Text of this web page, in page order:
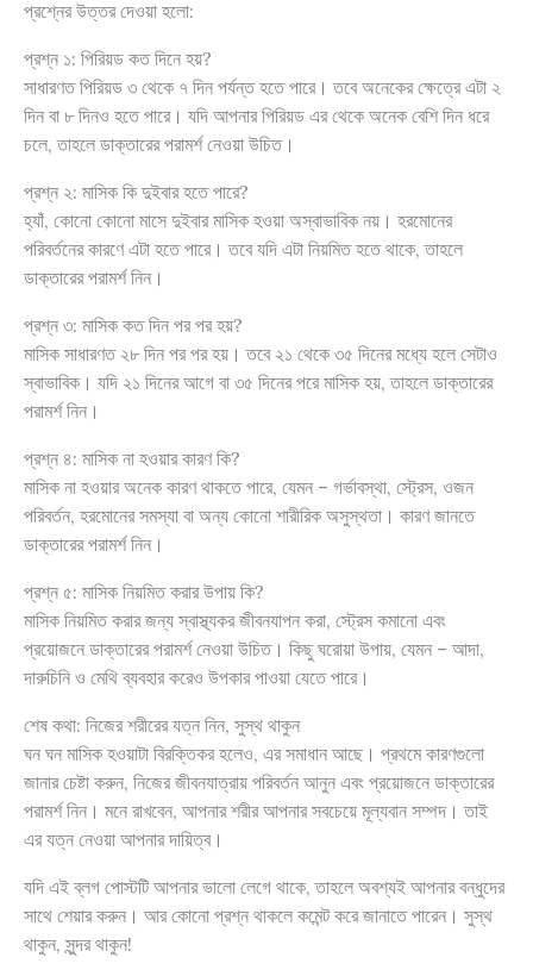
প্রশ্নের উত্তর দেওয়া হলো:
প্রশ্ন ১: পিরিয়ড কত দিনে হয়?
সাধারণত পিরিয়ড ৩ থেকে ৭ দিন পর্যন্ত হতে পারে। তবে অনেকের ক্ষেত্রে এটা ২
দিন বা ৮ দিনও হতে পারে। যদি আপনার পিরিয়ড এর থেকে অনেক বেশি দিন ধরে
চলে, তাহলে ডাক্তারের পরামর্শ নেওয়া উচিত।
প্রশ্ন ২: মাসিক কি দুইবার হতে পারে?
হ্যাঁ, কোনো কোনো মাসে দুইবার মাসিক হওয়া অস্বাভাবিক নয়। হরমোনের
পরিবর্তনের কারণে এটা হতে পারে। তবে যদি এটা নিয়মিত হতে থাকে, তাহলে
ডাক্তারের পরামর্শ নিন।
প্রশ্ন ৩: মাসিক কত দিন পর পর হয়?
মাসিক সাধারণত ২৮ দিন পর পর হয়। তবে ২১ থেকে ৩৫ দিনের মধ্যে হলে সেটাও
স্বাভাবিক। যদি ২১ দিনের আগে বা ৩৫ দিনের পরে মাসিক হয়, তাহলে ডাক্তারের
পরামর্শ নিন।
প্রশ্ন ৪: মাসিক না হওয়ার কারণ কি?
মাসিক না হওয়ার অনেক কারণ থাকতে পারে, যেমন – গর্ভাবস্থা, স্ট্রেস, ওজন
পরিবর্তন, হরমোনের সমস্যা বা অন্য কোনো শারীরিক অসুস্থতা। কারণ জানতে
ডাক্তারের পরামর্শ নিন।
প্রশ্ন ৫: মাসিক নিয়মিত করার উপায় কি?
মাসিক নিয়মিত করার জন্য স্বাস্থ্যকর জীবনযাপন করা, স্ট্রেস কমানো এবং
প্রয়োজনে ডাক্তারের পরামর্শ নেওয়া উচিত। কিছু ঘরোয়া উপায়, যেমন – আদা,
দারুচিনি ও মেথি ব্যবহার করেও উপকার পাওয়া যেতে পারে।
শেষ কথা: নিজের শরীরের যত্ন নিন, সুস্থ থাকুন
ঘন ঘন মাসিক হওয়াটা বিরক্তিকর হলেও, এর সমাধান আছে। প্রথমে কারণগুলো
জানার চেষ্টা করুন, নিজের জীবনযাত্রায় পরিবর্তন আনুন এবং প্রয়োজনে ডাক্তারের
পরামর্শ নিন। মনে রাখবেন, আপনার শরীর আপনার সবচেয়ে মূল্যবান সম্পদ। তাই
এর যত্ন নেওয়া আপনার দায়িত্ব।
যদি এই ব্লগ পোস্টটি আপনার ভালো লেগে থাকে, তাহলে অবশ্যই আপনার বন্ধুদের
সাথে শেয়ার করুন। আর কোনো প্রশ্ন থাকলে কমেন্ট করে জানাতে পারেন। সুস্থ
থাকুন, সুন্দর থাকুন!